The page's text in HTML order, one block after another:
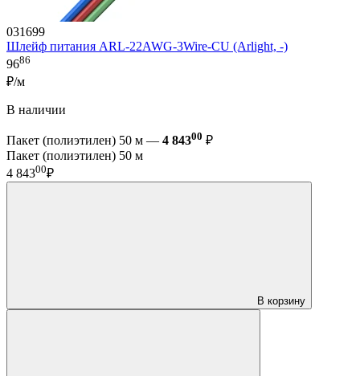
031699
Шлейф питания ARL-22AWG-3Wire-CU (Arlight, -)
9686
₽/м
В наличии
Пакет (полиэтилен) 50 м — 4 84300 ₽
Пакет (полиэтилен) 50 м
4 84300₽
В корзину